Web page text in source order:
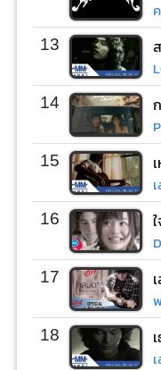
13
14
15
16
17
18